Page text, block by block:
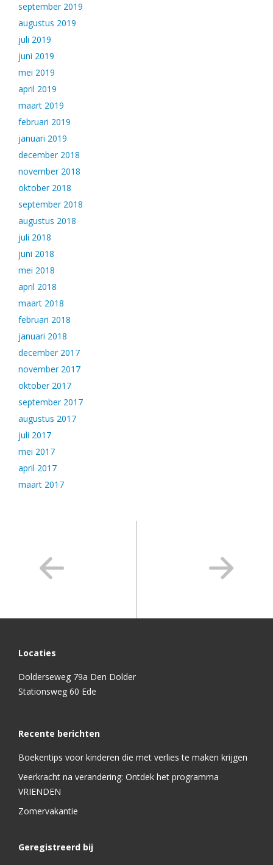
september 2019
augustus 2019
juli 2019
juni 2019
mei 2019
april 2019
maart 2019
februari 2019
januari 2019
december 2018
november 2018
oktober 2018
september 2018
augustus 2018
juli 2018
juni 2018
mei 2018
april 2018
maart 2018
februari 2018
januari 2018
december 2017
november 2017
oktober 2017
september 2017
augustus 2017
juli 2017
mei 2017
april 2017
maart 2017
Locaties
Dolderseweg 79a Den Dolder
Stationsweg 60 Ede
Recente berichten
Boekentips voor kinderen die met verlies te maken krijgen
Veerkracht na verandering: Ontdek het programma
VRIENDEN
Zomervakantie
Geregistreerd bij